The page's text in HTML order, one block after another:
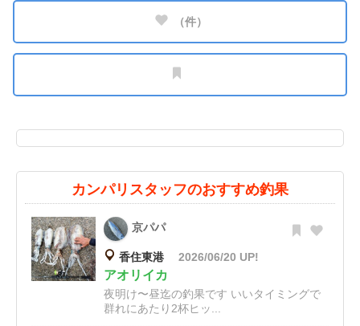
（件）
カンパリスタッフのおすすめ釣果
京パパ
香住東港 2026/06/20 UP!
アオリイカ
夜明け〜昼迄の釣果です いいタイミングで
群れにあたり2杯ヒッ...